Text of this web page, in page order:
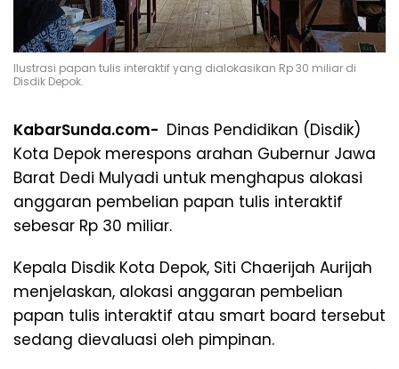
Ilustrasi papan tulis interaktif yang dialokasikan Rp 30 miliar di
Disdik Depok.
KabarSunda.com- Dinas Pendidikan (Disdik)
Kota Depok merespons arahan Gubernur Jawa
Barat Dedi Mulyadi untuk menghapus alokasi
anggaran pembelian papan tulis interaktif
sebesar Rp 30 miliar.
Kepala Disdik Kota Depok, Siti Chaerijah Aurijah
menjelaskan, alokasi anggaran pembelian
papan tulis interaktif atau smart board tersebut
sedang dievaluasi oleh pimpinan.